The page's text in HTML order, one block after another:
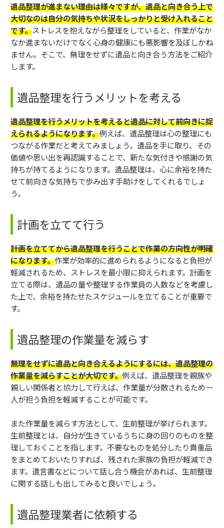
遺品整理が進まない理由は様々ですが、遺品と向き合う上で
大切なのは自分の気持ちや状況をしっかりと受け入れること
です。ストレスを抱えながら整理をしていると、作業がなか
なか進まないだけでなく心身の健康にも悪影響を及ぼしかね
ません。そこで、無理をせずに遺品と向き合う方法をご紹介
します。
遺品整理を行うメリットを考える
遺品整理を行うメリットを考えると遺品に対して前向きに捉
えられるようになります。例えば、遺品整理は心の整理にも
つながる作業だと考えてみましょう。遺品を手に取り、その
価値や思い出を再認識することで、新たな気付きや感謝の気
持ちが持てるようになります。遺品整理は、心に余裕を持た
せて前向きな気持ちで歩み出す手助けをしてくれるでしょ
う。
計画を立てて行う
計画を立ててから遺品整理を行うことで作業の方向性が明確
になります。作業が効率的に進められるようになると負担が
軽減されるため、ストレスを最小限に抑えられます。計画を
立てる際は、遺品の量や整理する作業員の人数などを考慮し
た上で、余裕を持たせたスケジュールを立てることが重要で
す。
遺品整理の作業量を減らす
無理をせずに遺品と向き合えるようにするには、遺品整理の
作業量を減らすことが大切です。例えば、遺品整理を親族や
親しい関係者と協力して行えば、作業量が分散されるため一
人が担う負担を軽減することが可能です。
また作業量を減らす方法として、生前整理が挙げられます。
生前整理とは、自分が生きているうちに身の回りのものを整
理しておくことを指します。不要なものを処分したり貴重品
をまとめておいたりすれば、残された家族の負担が軽減でき
ます。遺言書などについて話し合う機会があれば、生前整理
に関する話しも出してみると良いでしょう。
遺品整理業者に依頼する